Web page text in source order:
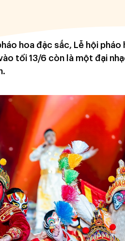
hoa đặc sắc, Lễ hội
tối 13/6 còn là một đại